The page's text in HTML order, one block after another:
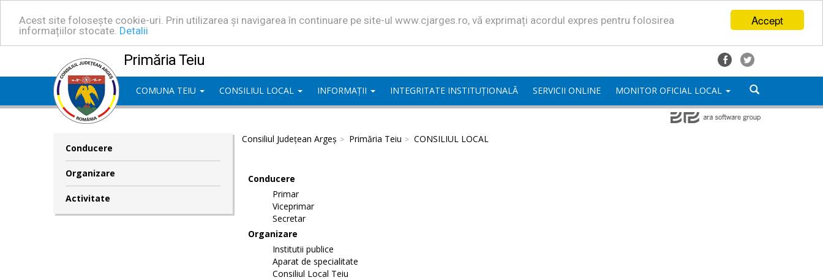
Accept
Acest site folosește cookie-uri. Prin utilizarea și navigarea în continuare pe site-ul www.cjarges.ro, vă exprimați acordul expres pentru folosirea
informațiilor stocate. Detalii
Primăria Teiu
COMUNA TEIU CONSILIUL LOCAL INFORMAȚII INTEGRITATE INSTITUȚIONALĂ SERVICII ONLINE MONITOR OFICIAL LOCAL
Conducere
Organizare
Activitate
Consiliul Județean Argeș Primăria Teiu CONSILIUL LOCAL
Conducere
Primar
Viceprimar
Secretar
Organizare
Institutii publice
Aparat de specialitate
Consiliul Local Teiu